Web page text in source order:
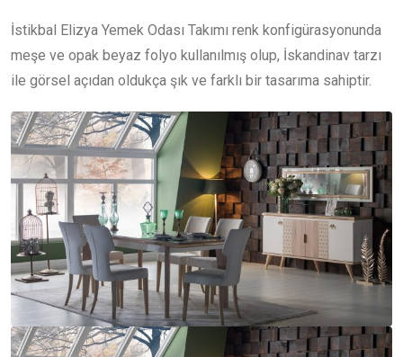
İstikbal Elizya Yemek Odası Takımı renk konfigürasyonunda
meşe ve opak beyaz folyo kullanılmış olup, İskandinav tarzı
ile görsel açıdan oldukça şık ve farklı bir tasarıma sahiptir.